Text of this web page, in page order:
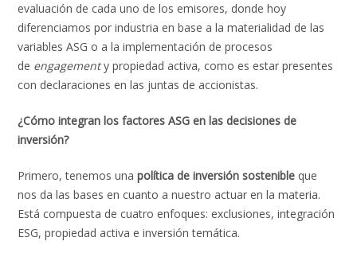
evaluación de cada uno de los emisores, donde hoy
diferenciamos por industria en base a la materialidad de las
variables ASG o a la implementación de procesos
de engagementy propiedad activa, como es estar presentes
con declaraciones en las juntas de accionistas.
¿Cómo integran los factores ASG en las decisiones de
inversión?
Primero, tenemos unapolítica de inversión sostenible que
nos da las bases en cuanto a nuestro actuar en la materia.
Está compuesta de cuatro enfoques: exclusiones, integración
ESG, propiedad activa e inversión temática.